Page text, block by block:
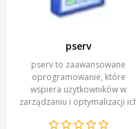
pserv
pserv to zaawansowane
oprogramowanie, które
wspiera użytkowników w
zarządzaniu i optymalizacji
sobie intuicyjny interfejs oraz...